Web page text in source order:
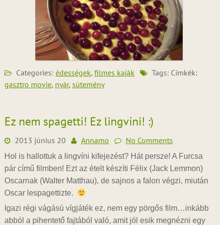
Categories: édességek, filmes kaják
Tags: Címkék:
gasztro movie, nyár, sütemény
Ez nem spagetti! Ez lingvini! :)
2013 június 20 Annamo No Comments
Hol is hallottuk a lingvíni kifejezést? Hát persze! A Furcsa
pár című filmben! Ezt az ételt készíti Félix (Jack Lemmon)
Oscarnak (Walter Matthau), de sajnos a falon végzi, miután
Oscar lespagettizte.
Igazi régi vágású vígjáték ez, nem egy pörgős film…inkább
abból a pihentető fajtából való, amit jól esik megnézni egy